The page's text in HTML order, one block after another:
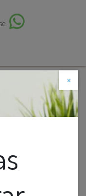
×
Descuento web
AQUA GRANDE